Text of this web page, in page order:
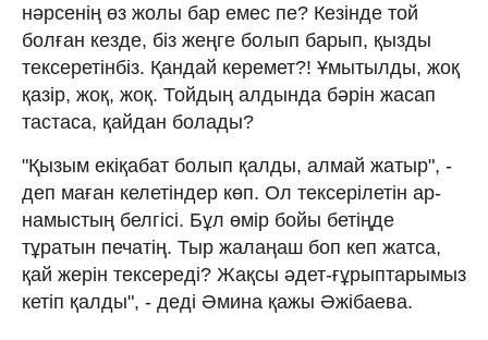
нәрсенің өз жолы бар емес пе? Кезінде той
болған кезде, біз жеңге болып барып, қызды
тексеретінбіз. Қандай керемет?! Ұмытылды, жоқ
қазір, жоқ, жоқ. Тойдың алдында бәрін жасап
тастаса, қайдан болады?
"Қызым екіқабат болып қалды, алмай жатыр", -
деп маған келетіндер көп. Ол тексерілетін ар-
намыстың белгісі. Бұл өмір бойы бетіңде
тұратын печатің. Тыр жалаңаш боп кеп жатса,
қай жерін тексереді? Жақсы әдет-ғұрыптарымыз
кетіп қалды", - деді Әмина қажы Әжібаева.